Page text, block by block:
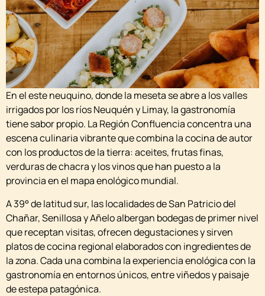
En el este neuquino, donde la meseta se abre a los valles
irrigados por los ríos Neuquén y Limay, la gastronomía
tiene sabor propio. La Región Confluencia concentra una
escena culinaria vibrante que combina la cocina de autor
con los productos de la tierra: aceites, frutas finas,
verduras de chacra y los vinos que han puesto a la
provincia en el mapa enológico mundial.
A 39° de latitud sur, las localidades de San Patricio del
Chañar, Senillosa y Añelo albergan bodegas de primer nivel
que receptan visitas, ofrecen degustaciones y sirven
platos de cocina regional elaborados con ingredientes de
la zona. Cada una combina la experiencia enológica con la
gastronomía en entornos únicos, entre viñedos y paisaje
de estepa patagónica.